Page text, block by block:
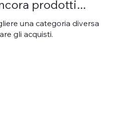
prodotti...
una categoria diversa
gli acquisti.